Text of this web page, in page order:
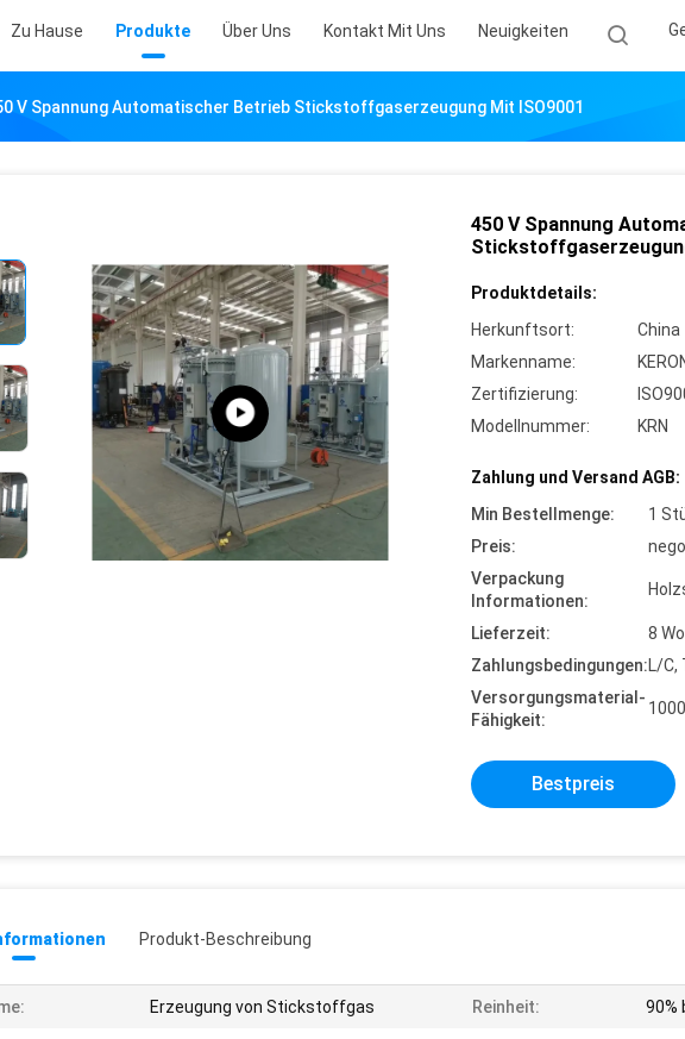
Zu Hause Produkte Über Uns Kontakt Mit Uns Neuigkeiten
V Spannung Automatischer Betrieb Stickstoffgaserzeugung Mit ISO9001
450 V Spannung
Produktdetails:
Herkunftsort:
China
Markenname:
Zertifizierung:
Modellnummer:
KRN
Zahlung und Versand AGB:
Min Bestellmenge:
1
Preis:
Verpackung
Informationen:
Lieferzeit:
8
Zahlungsbedingungen:L/C,
Versorgungsmaterial-
Fähigkeit:
Bestpreis
Produkt-Beschreibung
Erzeugung von Stickstoffgas Reinheit: 90%